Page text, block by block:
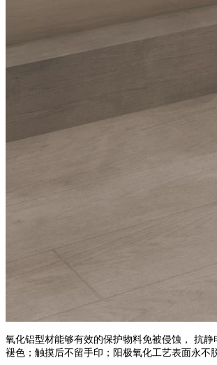
氧化铝型材能够有效的保护物料免被侵蚀， 抗
褪色；触摸后不留手印；阳极氧化工艺表面永不